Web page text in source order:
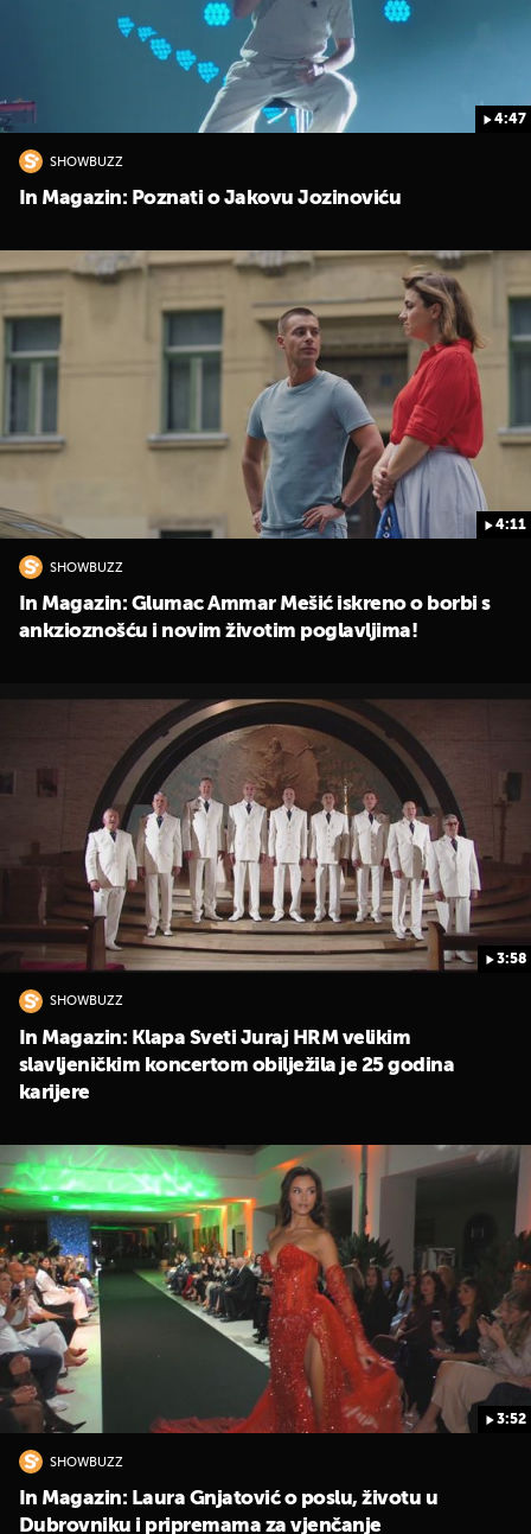
4:47
SHOWBUZZ
In Magazin: Poznati o Jakovu Jozinoviću
4:11
SHOWBUZZ
In Magazin: Glumac Ammar Mešić iskreno o borbi s
ankzioznošću i novim životim poglavljima!
3:58
SHOWBUZZ
In Magazin: Klapa Sveti Juraj HRM velikim
slavljeničkim koncertom obilježila je 25 godina
karijere
3:52
SHOWBUZZ
In Magazin: Laura Gnjatović o poslu, životu u
Dubrovniku i pripremama za vjenčanje
UKLJUČITE NOTIFIKACIJE